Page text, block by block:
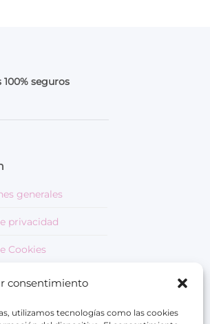
consentimiento
utilizamos tecnologías como las cookies
100% seguros
generales
privacidad
Cookies